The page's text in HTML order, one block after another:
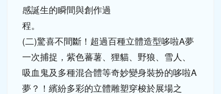
程。
(二)驚喜不間斷！超過百種立體造型哆啦A夢
一次捕捉，紫色蕃薯、狸貓、野狼、雪人、
吸血鬼及多種混合體等奇妙變身裝扮的哆啦A
夢？！繽紛多彩的立體雕塑穿梭於展場之
間，顛覆你的想像。